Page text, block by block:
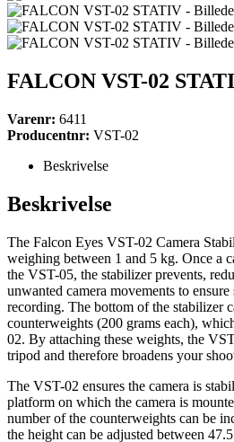
FALCON VST-02
Varenr: 6411
Producentnr: VST-02
Beskrivelse
Beskrivelse
The Falcon Eyes VST-02 Camera
weighing between 1 and 5 kg. Once a
the VST-05, the stabilizer prevents,
unwanted camera movements to ensure
recording. The bottom of the stabilizer
counterweights (200 grams each),
02. By attaching these weights, the
tripod and therefore broadens your
The VST-02 ensures the camera is
platform on which the camera is
number of the counterweights can be
the height can be adjusted between